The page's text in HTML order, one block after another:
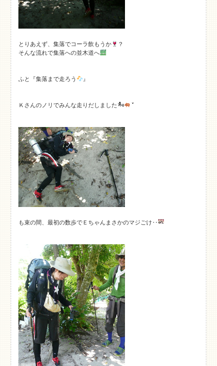
とりあえず、集落でコーラ飲もうか
？
そんな流れで集落への並木道へ
ふと『集落まで走ろう 』
Ｋさんのノリでみんな走りだしました
も束の間、最初の数歩でＥちゃんまさかのマジごけ‥